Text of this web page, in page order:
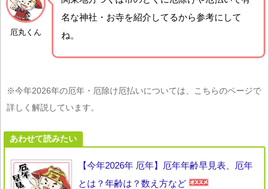
厄丸くん
名な神社・お寺を紹介 してるから参考にして
ね。
※今年2026年の厄年・厄除け厄払いについては、こちらのページで
詳しく解説しています。
あわせて読みたい
【今年2026年 厄年】厄年年齢早見表、厄年
とは？年齢は？数え方など